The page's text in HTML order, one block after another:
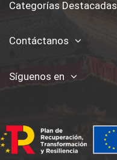
Categorías Destacadas
Contáctanos
Síguenos en